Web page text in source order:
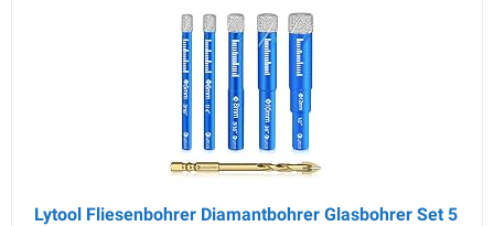
Lytool Fliesenbohrer Diamantbohrer Glasbohrer Set 5